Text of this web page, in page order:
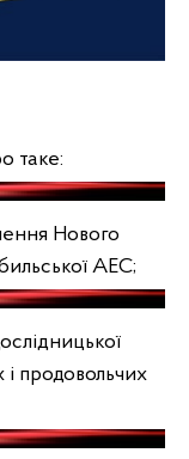
таке:
Нового
АЕС;
продовольчих